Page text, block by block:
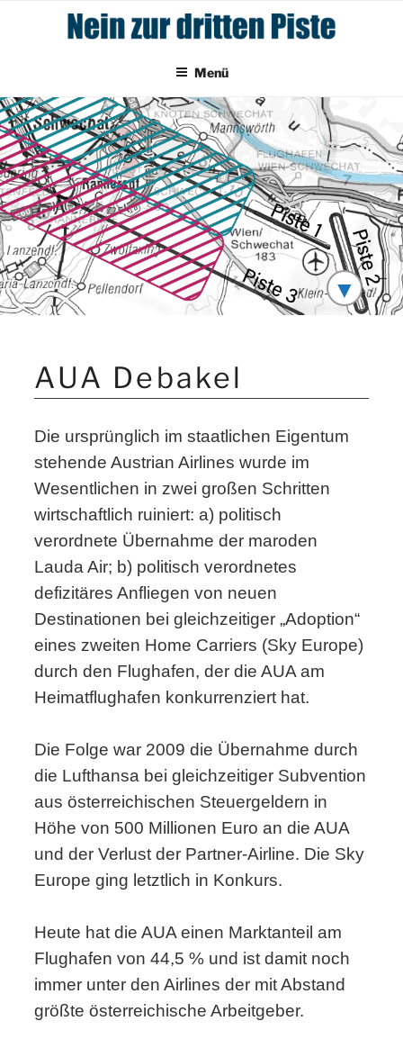
Menü
▼
AUA Debakel
Die ursprünglich im staatlichen Eigentum
stehende Austrian Airlines wurde im
Wesentlichen in zwei großen Schritten
wirtschaftlich ruiniert: a) politisch
verordnete Übernahme der maroden
Lauda Air; b) politisch verordnetes
defizitäres Anfliegen von neuen
Destinationen bei gleichzeitiger „Adoption“
eines zweiten Home Carriers (Sky Europe)
durch den Flughafen, der die AUA am
Heimatflughafen konkurrenziert hat.
Die Folge war 2009 die Übernahme durch
die Lufthansa bei gleichzeitiger Subvention
aus österreichischen Steuergeldern in
Höhe von 500 Millionen Euro an die AUA
und der Verlust der Partner-Airline. Die Sky
Europe ging letztlich in Konkurs.
Heute hat die AUA einen Marktanteil am
Flughafen von 44,5 % und ist damit noch
immer unter den Airlines der mit Abstand
größte österreichische Arbeitgeber.